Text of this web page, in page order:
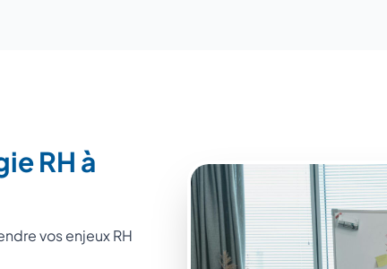
RH à
vos enjeux RH